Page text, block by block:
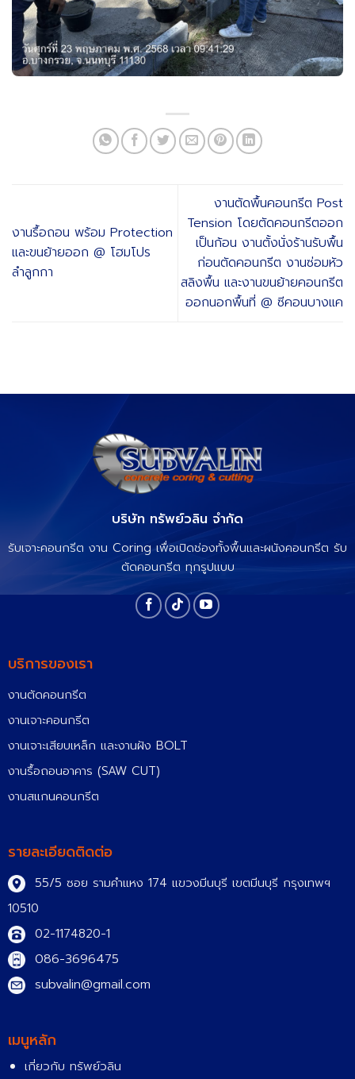
งานรื้อถอน พร้อม Protection
และขนย้ายออก @ โฮมโปร
ลำลูกกา
งานตัดพื้นคอนกรีต Post
Tension โดยตัดคอนกรีตออก
เป็นก้อน งานตั้งนั่งร้านรับพื้น
ก่อนตัดคอนกรีต งานซ่อมหัว
สลิงพื้น และงานขนย้ายคอนกรีต
ออกนอกพื้นที่ @ ซีคอนบางแค
บริษัท ทรัพย์วลิน จำกัด
รับเจาะคอนกรีต งาน Coring เพื่อเปิดช่องทั้งพื้นและผนังคอนกรีต รับ
ตัดคอนกรีต ทุกรูปแบบ
บริการของเรา
งานตัดคอนกรีต
งานเจาะคอนกรีต
งานเจาะเสียบเหล็ก และงานฝัง BOLT
งานรื้อถอนอาคาร (SAW CUT)
งานสแกนคอนกรีต
รายละเอียดติดต่อ
55/5 ซอย รามคำแหง 174 แขวงมีนบุรี เขตมีนบุรี กรุงเทพฯ
10510
02-1174820-1
086-3696475
subvalin@gmail.com
เมนูหลัก
เกี่ยวกับ ทรัพย์วลิน